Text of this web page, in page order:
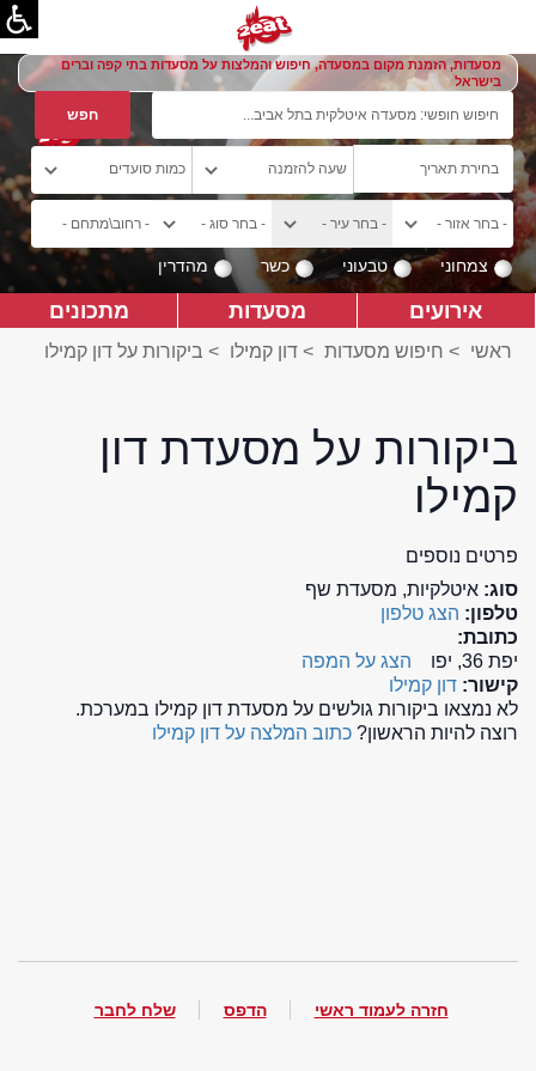
מסעדות, הזמנת מקום במסעדה, חיפוש והמלצות על מסעדות בתי קפה וברים
בישראל
צמחוני טבעוני כשר מהדרין
אירועים מסעדות מתכונים
ראשי > חיפוש מסעדות > דון קמילו > ביקורות על דון קמילו
ביקורות על מסעדת דון
קמילו
פרטים נוספים
סוג: איטלקיות, מסעדת שף
טלפון: הצג טלפון
כתובת:
יפת 36, יפו
הצג על המפה
קישור: דון קמילו
לא נמצאו ביקורות גולשים על מסעדת דון קמילו במערכת.
רוצה להיות הראשון? כתוב המלצה על דון קמילו
חזרה לעמוד ראשי הדפס שלח לחבר